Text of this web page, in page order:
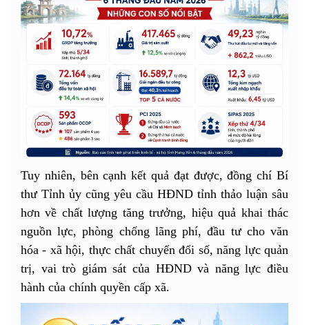
Tuy nhiên, bên cạnh kết quả đạt được, đồng chí Bí
thư Tỉnh ủy cũng yêu cầu HĐND tỉnh thảo luận sâu
hơn về chất lượng tăng trưởng, hiệu quả khai thác
nguồn lực, phòng chống lãng phí, đầu tư cho văn
hóa - xã hội, thực chất chuyển đổi số, năng lực quản
trị, vai trò giám sát của HĐND và năng lực điều
hành của chính quyền cấp xã.